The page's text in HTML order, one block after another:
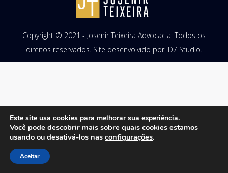
Copyright © 2021 - Josenir Teixeira Advocacia. Todos os
direitos reservados. Site desenvolvido por ID7 Studio.
Este site usa cookies para melhorar sua experiência.
Você pode descobrir mais sobre quais cookies estamos
usando ou desativá-los nas configurações.
Aceitar